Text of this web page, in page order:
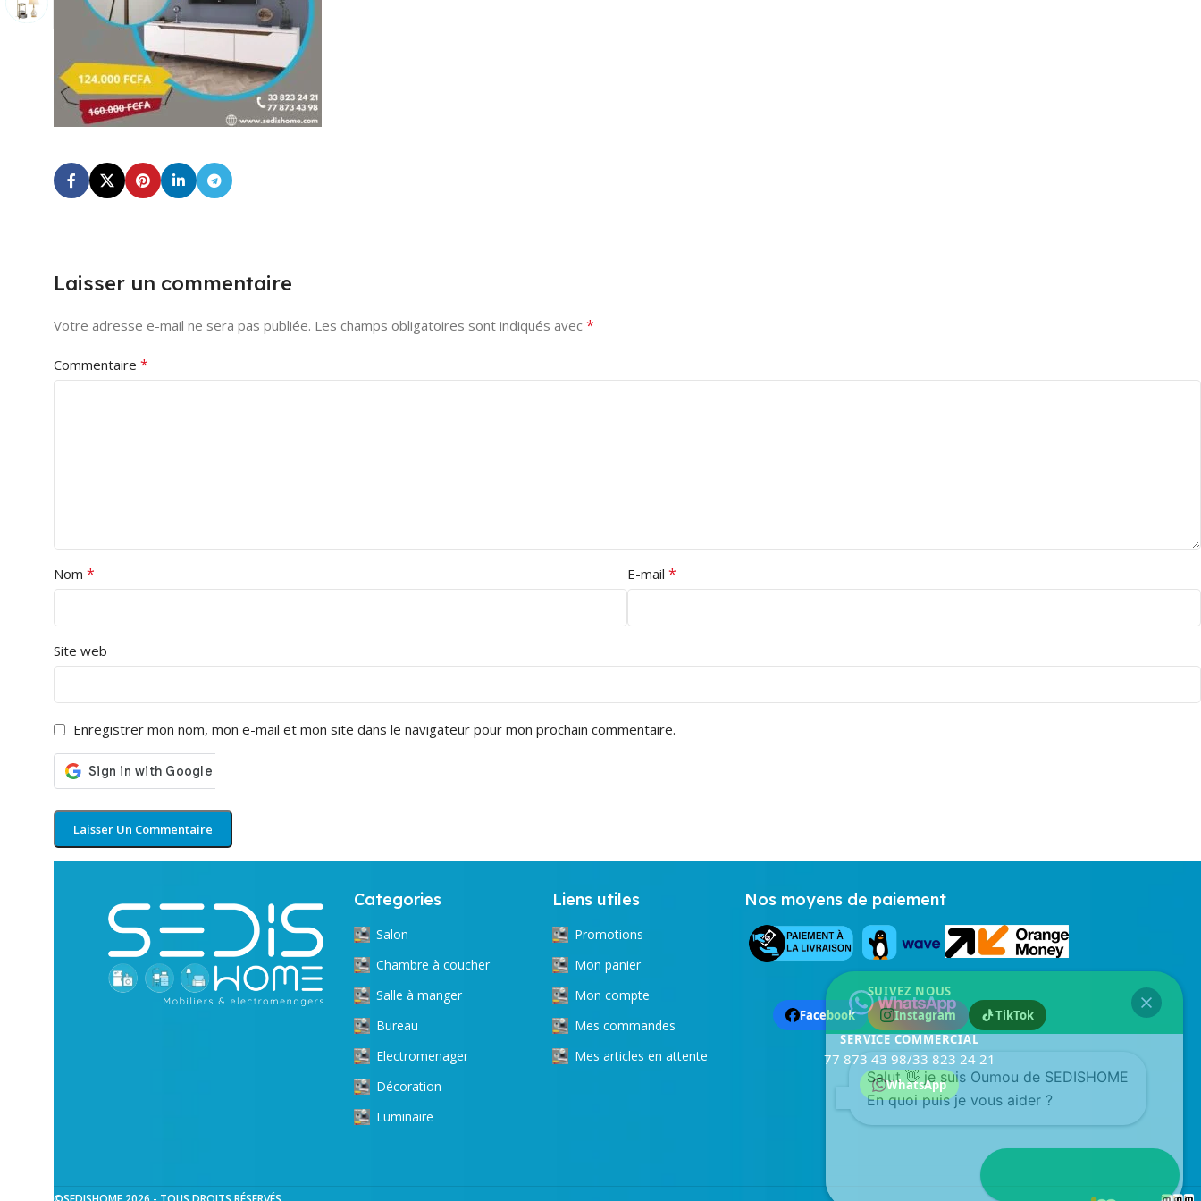
Laisser un commentaire
Votre adresse e-mail ne sera pas publiée. Les champs obligatoires sont indiqués avec *
Commentaire *
Nom * E-mail *
Site web
Enregistrer mon nom, mon e-mail et mon site dans le navigateur pour mon prochain commentaire.
Categories
Salon
Chambre à coucher
Salle à manger
Bureau
Electromenager
Décoration
Luminaire
Liens utiles
Promotions
Mon panier
Mon compte
Mes commandes
Mes articles en attente
Nos moyens de paiement
SUIVEZ NOUS
Facebook
Instagram
TikTok
SERVICE COMMERCIAL
77 873 43 98/33 823 24 21
WhatsApp
Salut 👋 je suis Oumou de SEDISHOME
En quoi puis je vous aider ?